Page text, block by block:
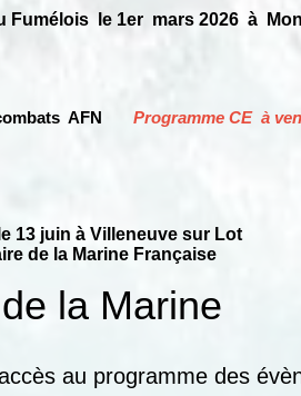
Fumélois le 1er mars 2026 à
AFN Programme CE à
juin à Villeneuve sur Lot
de la Marine Française
la Marine
au programme des